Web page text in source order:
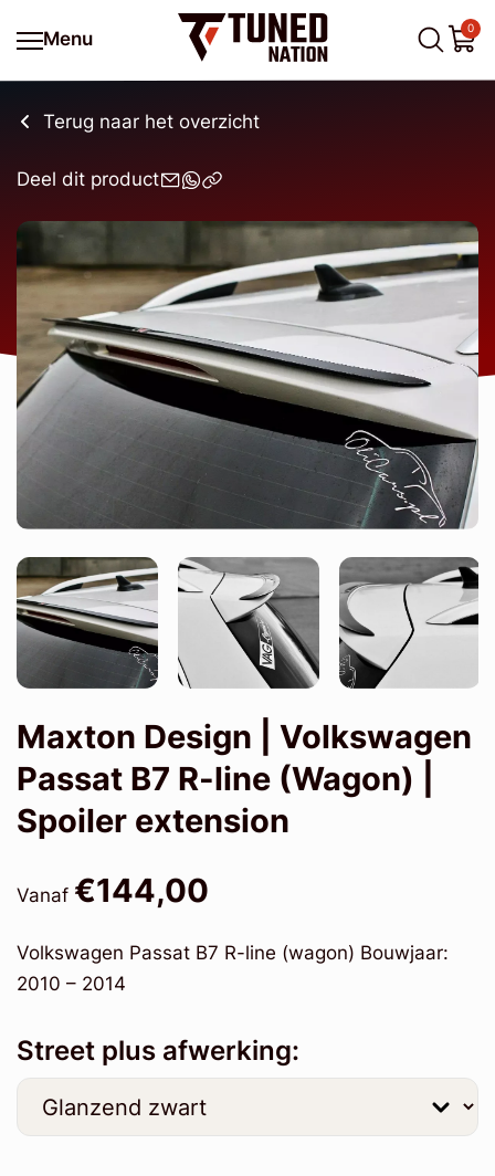
Menu
0
Terug naar het overzicht
Deel dit product
Maxton Design | Volkswagen
Passat B7 R-line (Wagon) |
Spoiler extension
Vanaf €144,00
Volkswagen Passat B7 R-line (wagon) Bouwjaar:
2010 – 2014
Street plus afwerking: